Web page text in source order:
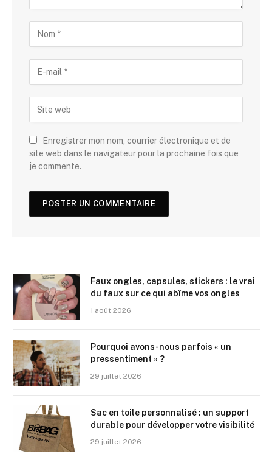
Enregistrer mon nom, courrier électronique et de
site web dans le navigateur pour la prochaine fois que
je commente.
Faux ongles, capsules, stickers : le vrai
du faux sur ce qui abîme vos ongles
1 août 2026
Pourquoi avons-nous parfois « un
pressentiment » ?
29 juillet 2026
Sac en toile personnalisé : un support
durable pour développer votre visibilité
29 juillet 2026